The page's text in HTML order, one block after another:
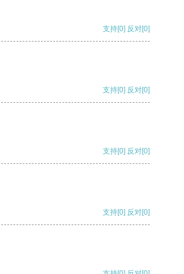
支持[0] 反对[0]
支持[0] 反对[0]
支持[0] 反对[0]
支持[0] 反对[0]